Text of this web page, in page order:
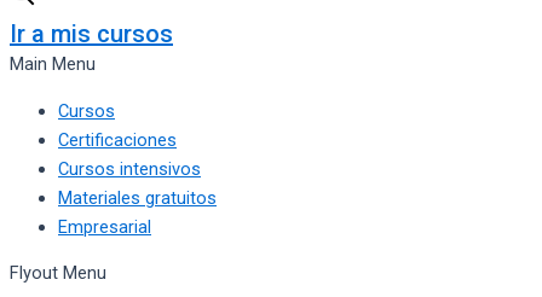
Ir a mis cursos
Main Menu
Cursos
Certificaciones
Cursos intensivos
Materiales gratuitos
Empresarial
Flyout Menu